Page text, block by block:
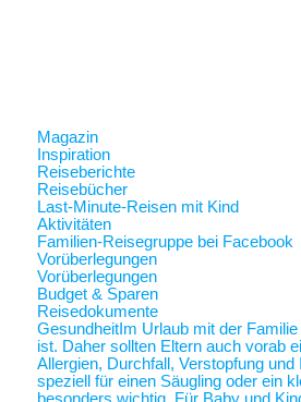
Magazin
Inspiration
Reiseberichte
Reisebücher
Last-Minute-Reisen mit Kind
Aktivitäten
Familien-Reisegruppe bei Facebook
Vorüberlegungen
Vorüberlegungen
Budget & Sparen
Reisedokumente
Gesundheit Im Urlaub mit der
ist. Daher sollten Eltern auch vorab
Allergien, Durchfall, Verstopfung
speziell für einen Säugling oder ein